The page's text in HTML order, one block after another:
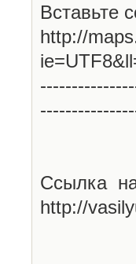
Вставьте
http://
Ссылка
http://